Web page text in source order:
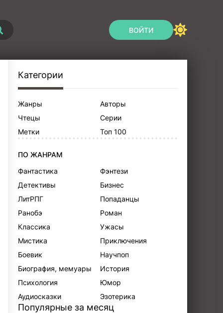
ВОЙТИ
Категории
Жанры
Авторы
Чтецы
Серии
Метки
Топ 100
ПО ЖАНРАМ
Фантастика
Фэнтези
Детективы
Бизнес
ЛитРПГ
Попаданцы
Ранобэ
Роман
Классика
Ужасы
Мистика
Приключения
Боевик
Научпоп
Биография, мемуары
История
Психология
Юмор
Аудиосказки
Эзотерика
Популярные за месяц